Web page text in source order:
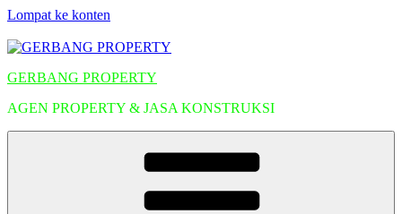
Lompat ke konten
GERBANG PROPERTY
AGEN PROPERTY & JASA KONSTRUKSI